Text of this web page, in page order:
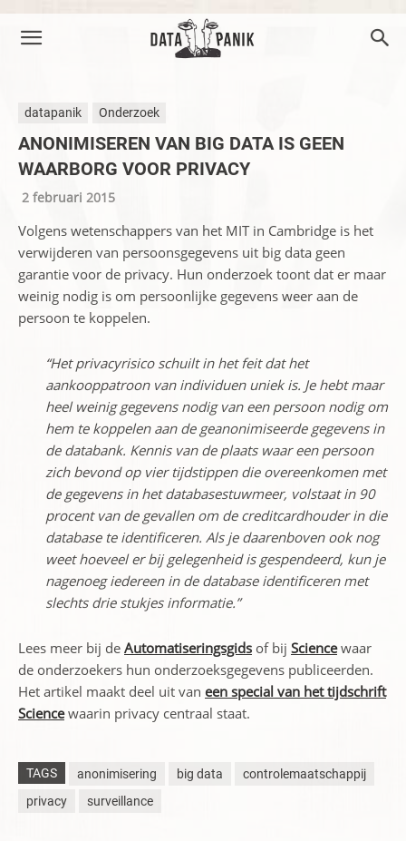
datapanik Onderzoek
ANONIMISEREN VAN BIG DATA IS GEEN
WAARBORG VOOR PRIVACY
2 februari 2015
Volgens wetenschappers van het MIT in Cambridge is het
verwijderen van persoonsgegevens uit big data geen
garantie voor de privacy. Hun onderzoek toont dat er maar
weinig nodig is om persoonlijke gegevens weer aan de
persoon te koppelen.
“Het privacyrisico schuilt in het feit dat het
aankooppatroon van individuen uniek is. Je hebt maar
heel weinig gegevens nodig van een persoon nodig om
hem te koppelen aan de geanonimiseerde gegevens in
de databank. Kennis van de plaats waar een persoon
zich bevond op vier tijdstippen die overeenkomen met
de gegevens in het databasestuwmeer, volstaat in 90
procent van de gevallen om de creditcardhouder in die
database te identificeren. Als je daarenboven ook nog
weet hoeveel er bij gelegenheid is gespendeerd, kun je
nagenoeg iedereen in de database identificeren met
slechts drie stukjes informatie.”
Lees meer bij de Automatiseringsgids of bij Sciencewaar
de onderzoekers hun onderzoeksgegevens publiceerden.
Het artikel maakt deel uit van een special van het tijdschrift
Sciencewaarin privacy centraal staat.
TAGS anonimisering big data
controlemaatschappij
privacy
surveillance